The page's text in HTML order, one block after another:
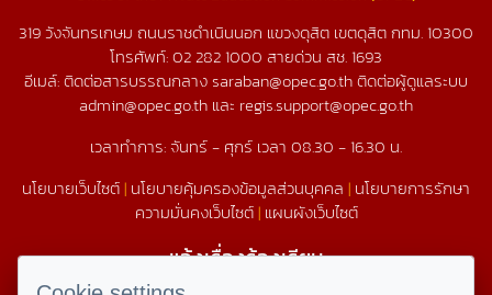
319 วังจันทรเกษม ถนนราชดำเนินนอก แขวงดุสิต เขตดุสิต กทม. 10300
โทรศัพท์:02 282 1000 สายด่วน สช.1693
อีเมล์: ติดต่อสารบรรณกลาง saraban@opec.go.th ติดต่อผู้ดูแลระบบ
admin@opec.go.th และ regis.support@opec.go.th
เวลาทำการ: จันทร์ - ศุกร์ เวลา 08.30 - 16.30 น.
นโยบายเว็บไซต์| นโยบายคุ้มครองข้อมูลส่วนบุคคล | นโยบายการรักษา
ความมั่นคงเว็บไซต์| แผนผังเว็บไซต์
แจ้งเรื่องร้องเรียน